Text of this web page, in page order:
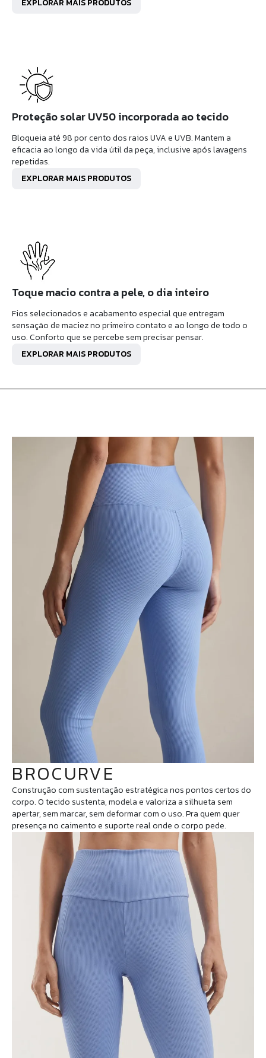
EXPLORAR MAIS PRODUTOS
Proteção solar UV50 incorporada ao tecido
Bloqueia até 98 por cento dos raios UVA e UVB. Mantem a
eficacia ao longo da vida útil da peça, inclusive após lavagens
repetidas.
EXPLORAR MAIS PRODUTOS
Toque macio contra a pele, o dia inteiro
Fios selecionados e acabamento especial que entregam
sensação de maciez no primeiro contato e ao longo de todo o
uso. Conforto que se percebe sem precisar pensar.
EXPLORAR MAIS PRODUTOS
BROCURVE
Construção com sustentação estratégica nos pontos certos do
corpo. O tecido sustenta, modela e valoriza a silhueta sem
apertar, sem marcar, sem deformar com o uso. Pra quem quer
presença no caimento e suporte real onde o corpo pede.